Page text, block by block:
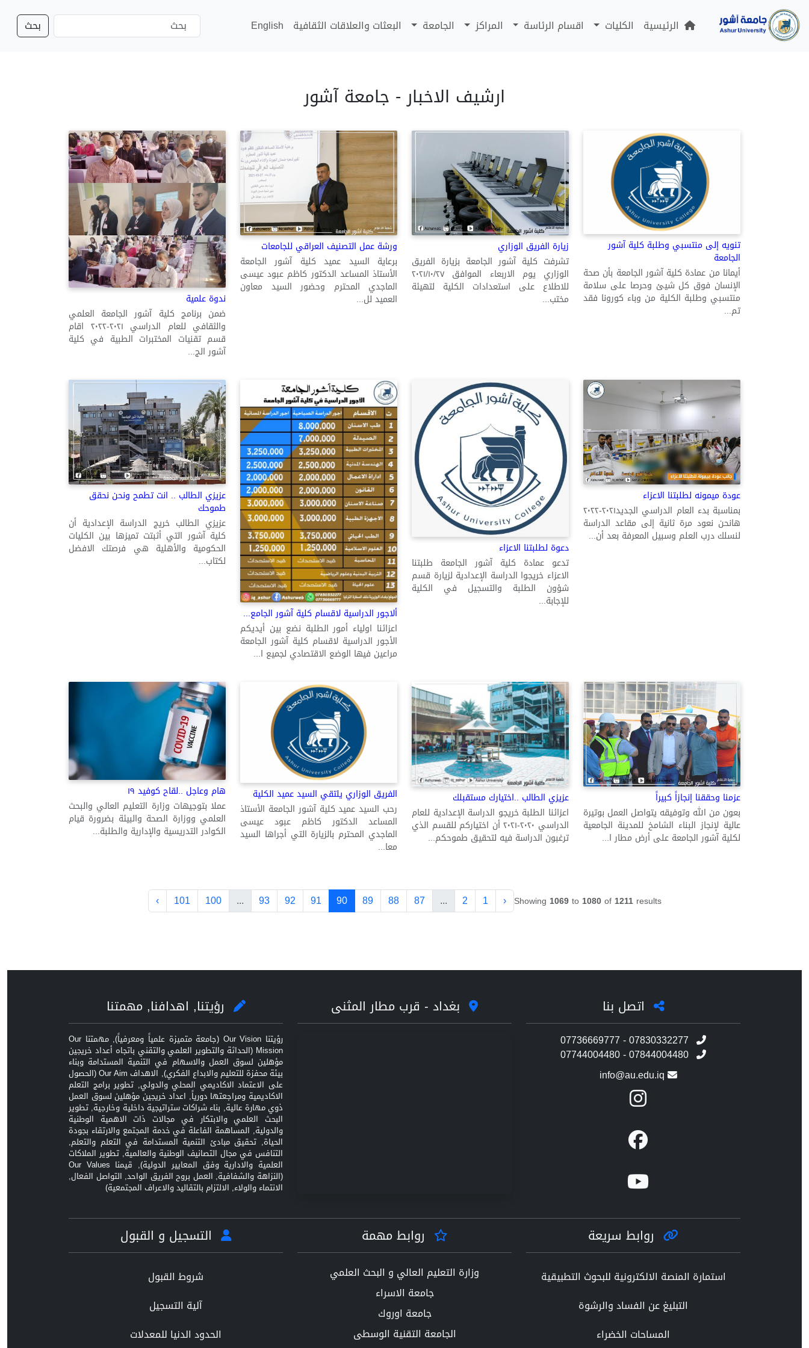
الرئيسية الكليات اقسام الرئاسة المراكز الجامعة البعثات والعلاقات الثقافية English بحث
ارشيف الاخبار - جامعة آشور
تنويه إلى منتسبي وطلبة كلية آشور
الجامعة
أيمانا من عمادة كلية آشور الجامعة بأن صحة
الإنسان فوق كل شيئ وحرصا على سلامة
منتسبي وطلبة الكلية من وباء كورونا فقد
تم...
زيارة الفريق الوزاري
تشرفت كلية آشور الجامعة بزيارة الفريق
الوزاري يوم الاربعاء الموافق ٢٠٢١/١٠/٢٧
للاطلاع على استعدادات الكلية لتهيئة
مختب...
ورشة عمل التصنيف العراقي للجامعات
برعاية السيد عميد كلية آشور الجامعة
الأستاذ المساعد الدكتور كاظم عبود عيسى
الماجدي المحترم وحضور السيد معاون
العميد لل...
ندوة علمية
ضمن برنامج كلية آشور الجامعة العلمي
والثقافي للعام الدراسي ٢٠٢١-٢٠٢٢ اقام
قسم تقنيات المختبرات الطبية في كلية
آشور الج...
عودة ميمونه لطلبتنا الاعزاء
بمناسبة بدء العام الدراسي الجديد٢٠٢١-٢٠٢٢
هانحن نعود مرة ثانية إلى مقاعد الدراسة
لنسلك درب العلم وسبيل المعرفة بعد أن...
دعوة لطلبتنا الاعزاء
تدعو عمادة كلية آشور الجامعة طلبتنا
الاعزاء خريجوا الدراسة الإعدادية لزيارة قسم
شؤون الطلبة والتسجيل في الكلية
للإجابة...
ألاجور الدراسية لاقسام كلية آشور الجامع...
اعزائنا اولياء أمور الطلبة نضع بين أيديكم
الأجور الدراسية لاقسام كلية آشور الجامعة
مراعين فيها الوضع الاقتصادي لجميع ا...
عزيزي الطالب .. انت تطمح ونحن نحقق
طموحك
عزيزي الطالب خريج الدراسة الإعدادية أن
كلية آشور التي أثبتت تميزها بين الكليات
الحكومية والأهلية هي فرصتك الافضل
لكتاب...
عزمنا وحققنا إنجازاً كبيراً
بعون من الله وتوفيقه يتواصل العمل بوتيرة
عالية لإنجاز البناء الشامخ للمدينة الجامعية
لكلية آشور الجامعة على أرض مطار ا...
عزيزي الطالب ..اختيارك مستقبلك
اعزائنا الطلبة خريجو الدراسة الإعدادية للعام
الدراسي ٢٠٢٠-٢٠٢١ أن اختياركم للقسم الذي
ترغبون الدراسة فيه لتحقيق طموحكم...
الفريق الوزاري يلتقي السيد عميد الكلية
رحب السيد عميد كلية آشور الجامعة الأستاذ
المساعد الدكتور كاظم عبود عيسى
الماجدي المحترم بالزيارة التي أجراها السيد
معا...
هام وعاجل ..لقاح كوفيد ١٩
عملا بتوجيهات وزارة التعليم العالي والبحث
العلمي ووزارة الصحة والبيئة بضرورة قيام
الكوادر التدريسية والإدارية والطلبة...
Showing 1069to 1080of 1211results
‹
1
2
...
87
88
89
90
91
92
93
...
100
101
›
اتصل بنا
07736669777 - 07830332277
07744004480 - 07844004480
info@au.edu.iq
بغداد - قرب مطار المثنى رؤيتنا, اهدافنا, مهمتنا
رؤيتنا Our Vision (جامعة متميزة علمياً ومعرفياً), مهمتنا Our
Mission (الحداثة والتطوير العلمي والتقني باتجاه أعداد خريجين
مؤهلين لسوق العمل والاسهام في التنمية المستدامة وبناء
بيئة محفزة للتعليم والابداع الفكري), الاهداف Our Aim (الحصول
على الاعتماد الاكاديمي المحلي والدولي, تطوير برامج التعلم
الاكاديمية ومراجعتها دورياً, اعداد خريجين مؤهلين لسوق العمل
ذوي مهارة عالية, بناء شراكات ستراتيجية داخلية وخارجية, تطوير
البحث العلمي والابتكار في مجالات ذات الاهمية الوطنية
والدولية, المساهمة الفاعلة في خدمة المجتمع والارتقاء بجودة
الحياة, تحقيق مبادئ التنمية المستدامة في التعلم والتعلم,
التنافس في مجال التصانيف الوطنية والعالمية, تطوير الملاكات
العلمية والادارية وفق المعايير الدولية), قيمنا Our Values
(النزاهة والشفافية, العمل بروح الفريق الواحد, التواصل الفعال,
الانتماء والولاء, الالتزام بالتقاليد والاعراف المجتمعية)
روابط سريعة
استمارة المنصة الالكترونية للبحوث التطبيقية
التبليغ عن الفساد والرشوة
المساحات الخضراء
روابط مهمة
وزارة التعليم العالي و البحث العلمي
جامعة الاسراء
جامعة اوروك
الجامعة التقنية الوسطى
التسجيل و القبول
شروط القبول
آلية التسجيل
الحدود الدنيا للمعدلات